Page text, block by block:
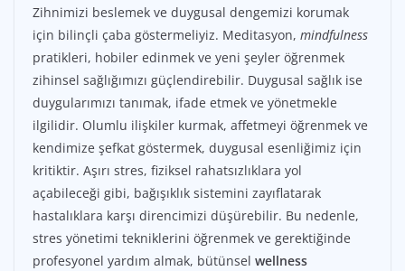
Zihnimizi beslemek ve duygusal dengemizi korumak
için bilinçli çaba göstermeliyiz. Meditasyon, mindfulness
pratikleri, hobiler edinmek ve yeni şeyler öğrenmek
zihinsel sağlığımızı güçlendirebilir. Duygusal sağlık ise
duygularımızı tanımak, ifade etmek ve yönetmekle
ilgilidir. Olumlu ilişkiler kurmak, affetmeyi öğrenmek ve
kendimize şefkat göstermek, duygusal esenliğimiz için
kritiktir. Aşırı stres, fiziksel rahatsızlıklara yol
açabileceği gibi, bağışıklık sistemini zayıflatarak
hastalıklara karşı direncimizi düşürebilir. Bu nedenle,
stres yönetimi tekniklerini öğrenmek ve gerektiğinde
profesyonel yardım almak, bütünsel wellness